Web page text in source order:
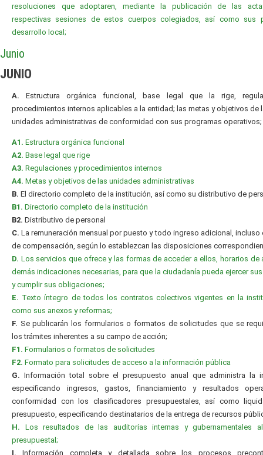
resoluciones que adoptaren, mediante la publicación de las
respectivas sesiones de estos cuerpos colegiados, así como sus
desarrollo local;
Junio
JUNIO
A. Estructura orgánica funcional, base legal que la rige,
procedimientos internos aplicables a la entidad; las metas y objetivos de
unidades administrativas de conformidad con sus programas operativos;
A1. Estructura orgánica funcional
A2. Base legal que rige
A3. Regulaciones y procedimientos internos
A4. Metas y objetivos de las unidades administrativas
B. El directorio completo de la institución, así como su distributivo de
B1. Directorio completo de la institución
B2. Distributivo de personal
C. La remuneración mensual por puesto y todo ingreso adicional, incluso
de compensación, según lo establezcan las disposiciones
D. Los servicios que ofrece y las formas de acceder a ellos, horarios de
demás indicaciones necesarias, para que la ciudadanía pueda ejercer
y cumplir sus obligaciones;
E. Texto íntegro de todos los contratos colectivos vigentes en la
como sus anexos y reformas;
F. Se publicarán los formularios o formatos de solicitudes que se
los trámites inherentes a su campo de acción;
F1. Formularios o formatos de solicitudes
F2. Formato para solicitudes de acceso a la información pública
G. Información total sobre el presupuesto anual que administra la
especificando ingresos, gastos, financiamiento y resultados
conformidad con los clasificadores presupuestales, así como
presupuesto, especificando destinatarios de la entrega de recursos
H. Los resultados de las auditorías internas y gubernamentales
presupuestal;
I. Información completa y detallada sobre los procesos